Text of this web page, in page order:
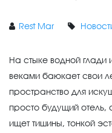
Rest Mar
На стыке водной глади
веками баюкает свои
пространство для
просто будущий отель,
ищет тишины, тонкой